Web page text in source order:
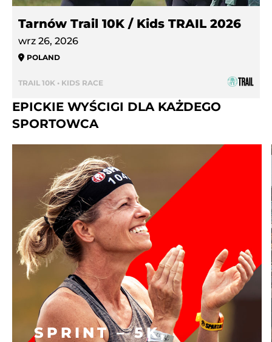
Tarnów Trail 10K / Kids TRAIL 2026
wrz 26, 2026
POLAND
TRAIL 10K • KIDS RACE
EPICKIE WYŚCIGI DLA KAŻDEGO
SPORTOWCA
SPRINT – 5K,